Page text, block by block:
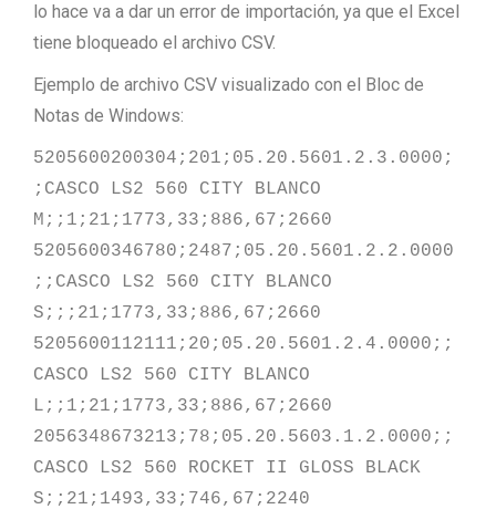
lo hace va a dar un error de importación, ya que el Excel
tiene bloqueado el archivo CSV.
Ejemplo de archivo CSV visualizado con el Bloc de
Notas de Windows:
5205600200304;201;05.20.5601.2.3.0000;
;CASCO LS2 560 CITY BLANCO
M;;1;21;1773,33;886,67;2660
5205600346780;2487;05.20.5601.2.2.0000
;;CASCO LS2 560 CITY BLANCO
S;;;21;1773,33;886,67;2660
5205600112111;20;05.20.5601.2.4.0000;;
CASCO LS2 560 CITY BLANCO
L;;1;21;1773,33;886,67;2660
2056348673213;78;05.20.5603.1.2.0000;;
CASCO LS2 560 ROCKET II GLOSS BLACK